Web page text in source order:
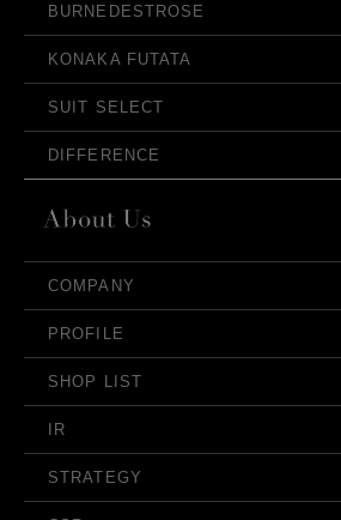
BURNEDESTROSE
KONAKA FUTATA
SUIT SELECT
DIFFERENCE
COMPANY
PROFILE
SHOP LIST
IR
STRATEGY